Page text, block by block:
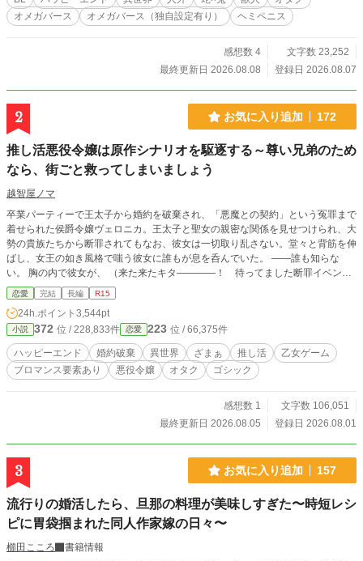
が、実はミラビのことは昔から気にかけていて…… 【嫌われ者の執着溺愛な蛇
アルファ】×【かわいい蛇マニア兎オメガ】のハイテンションハートフルBLで
ーンには「★」つけています。 ※オメガバースに独自設定を含みます。 ※作中
に蛇の飼育・生態に関する描写が出てきますが、あくまで異世界に生息する蛇と
界独自の対策なので、現代では専用ヒーターで快適な空間を作るようにお願いし
ます。
オメガバース
オメガバース（独自設定有り） ヘミペニス
感想数 4
文字数 23,252
最終更新日 2026.08.08
登録日 2026.08.07
2 お気に入り追加 172
推し活悪役令嬢は原作シナリオを駆逐する～尊い兄弟のため
なら、街ごと救ってしまいましょう
越智屋ノマ
卒業パーティーで王太子から婚約を破棄され、「悪魔との契約」という冤罪まで
着せられた侯爵令嬢ヴェロニカ。王太子と聖女の親密な関係を見せつけられ、大
勢の貴族たちから断罪されてもなお、彼女は一切取り乱さない。堂々と背筋を伸
ばし、女王の如き風格で嗤う彼女に誰もが息を呑んでいた。 ――誰も知らな
い。 胸の内で彼女が、 （来た来たキタ――――！ 待ってました断罪イベント
ぉお！ 多対一の断罪シチュで悪女の笑みとか尊み限界突破で全オレが泣いたぁ
――！！） などと歓喜し、脳汁を噴き散らかしていたことなど。 前世は平凡な
日本人。 空気を読んで生きるあまり、あわれな社畜で終わってしまった。でも
本当は、悪役キャラをこよなく愛する「隠れオタク」だったのだ。 そして今世
は、憧れの悪役令嬢！ 目指すはもちろん追放ENDだ。推し兄弟が支配する
「罪人の街」に行くために、冤罪も断罪もむしろ大歓迎だった。 しかし推しを
陰から愛でるだけのはずが、悪魔や陰謀、王国を揺るがす騒動にまで巻き込まれ
われ上等・推し活最優先の悪役令嬢が、罪人の街で無双する勘違いコメディ、開
恋愛 完結 長編 R15
24h.ポイント 3,544pt
小説 372 位 / 228,833件 恋愛 223 位 / 66,375件
ハッピーエンド 婚約破棄 異世界 ざまぁ 推し活
乙女ゲーム
ブロマンス要素あり
悪役令嬢 オタク ゴシック
感想数 1
文字数 106,051
最終更新日 2026.08.05
登録日 2026.08.01
3 お気に入り追加 157
流行りの婚活したら、旦那の料理が美味しすぎた〜時短レシ
ピに胃袋掴まれた同人作家嫁の日々〜
櫛田こころ
書籍情報